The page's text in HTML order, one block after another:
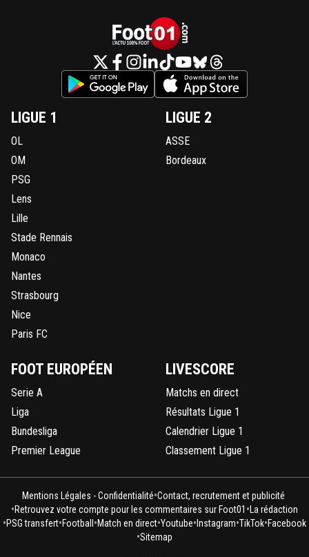
LIGUE 1
OL
OM
PSG
Lens
Lille
Stade Rennais
Monaco
Nantes
Strasbourg
Nice
Paris FC
LIGUE 2
ASSE
Bordeaux
FOOT EUROPÉEN
Serie A
Liga
Bundesliga
Premier League
LIVESCORE
Matchs en direct
Résultats Ligue 1
Calendrier Ligue 1
Classement Ligue 1
Mentions Légales - Confidentialité•Contact, recrutement et publicité
•Retrouvez votre compte pour les commentaires sur Foot01 • La rédaction
•PSG transfert•Football •Match en direct•Youtube• Instagram•TikTok•Facebook
•Sitemap